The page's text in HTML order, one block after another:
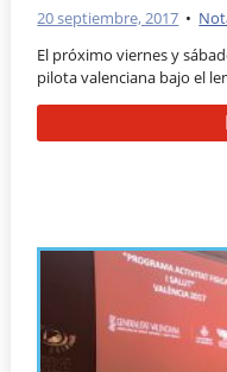
20 septiembre, 2017 •
El próximo viernes y
pilota valenciana bajo el